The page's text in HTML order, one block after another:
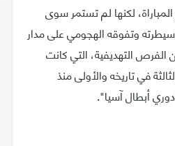
لكنها لم تستمر سوى
وتفوقه الهجومي على مدار
التهديفية، التي كانت
في تاريخه والأولى منذ
أبطال آسيا".